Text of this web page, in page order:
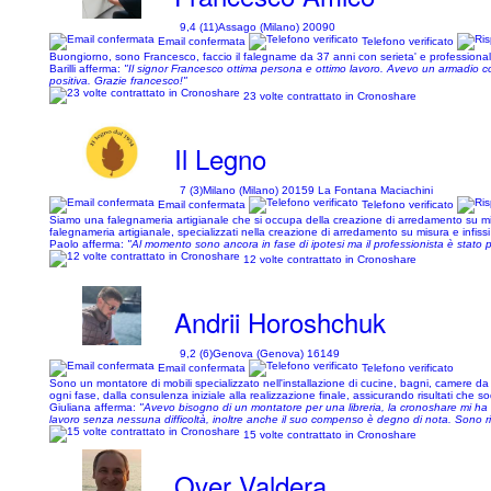
9,4 (11)Assago (Milano) 20090
Email confermata
Telefono verificato
Buongiorno, sono Francesco, faccio il falegname da 37 anni con serieta' e
Barilli afferma: "Il signor Francesco ottima persona e ottimo lavoro. Avevo un
positiva. Grazie francesco!"
23 volte contrattato in Cronoshare
Il Legno
7 (3)Milano (Milano) 20159 La Fontana Maciachini
Email confermata
Telefono verificato
Siamo una falegnameria artigianale che si occupa della creazione di arredamento su
falegnameria artigianale, specializzati nella creazione di arredamento su misura e
Paolo afferma: "Al momento sono ancora in fase di ipotesi ma il professionista è
12 volte contrattato in Cronoshare
Andrii Horoshchuk
9,2 (6)Genova (Genova) 16149
Email confermata
Telefono verificato
Sono un montatore di mobili specializzato nell'installazione di cucine, bagni, camere
ogni fase, dalla consulenza iniziale alla realizzazione finale, assicurando risultati che
Giuliana afferma: "Avevo bisogno di un montatore per una libreria, la cronoshare mi
lavoro senza nessuna difficoltà, inoltre anche il suo compenso è degno di nota. Sono
15 volte contrattato in Cronoshare